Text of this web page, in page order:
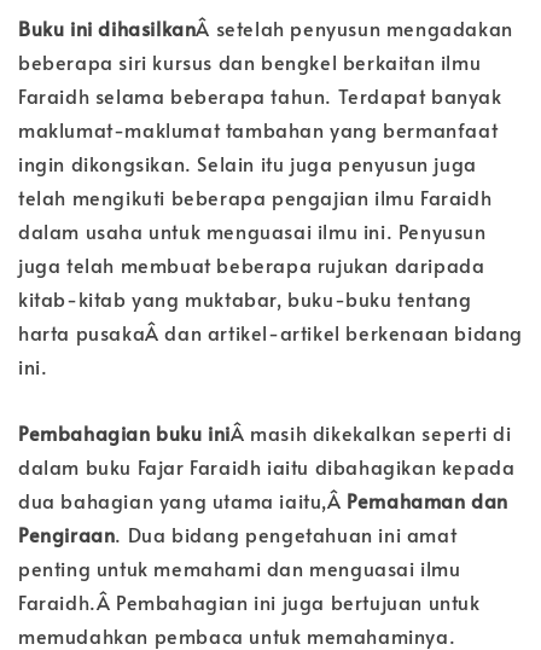
Buku ini dihasilkanÂ setelah penyusun mengadakan
beberapa siri kursus dan bengkel berkaitan ilmu
Faraidh selama beberapa tahun. Terdapat banyak
maklumat-maklumat tambahan yang bermanfaat
ingin dikongsikan. Selain itu juga penyusun juga
telah mengikuti beberapa pengajian ilmu Faraidh
dalam usaha untuk menguasai ilmu ini. Penyusun
juga telah membuat beberapa rujukan daripada
kitab-kitab yang muktabar, buku-buku tentang
harta pusakaÂ dan artikel-artikel berkenaan bidang
ini.
Pembahagian buku iniÂ masih dikekalkan seperti di
dalam buku Fajar Faraidh iaitu dibahagikan kepada
dua bahagian yang utama iaitu,Â Pemahaman dan
Pengiraan. Dua bidang pengetahuan ini amat
penting untuk memahami dan menguasai ilmu
Faraidh.Â Pembahagian ini juga bertujuan untuk
memudahkan pembaca untuk memahaminya.